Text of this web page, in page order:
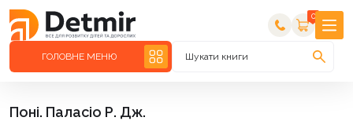
0
ГОЛОВНЕ МЕНЮ Шукати книги
Поні. Паласіо Р. Дж.